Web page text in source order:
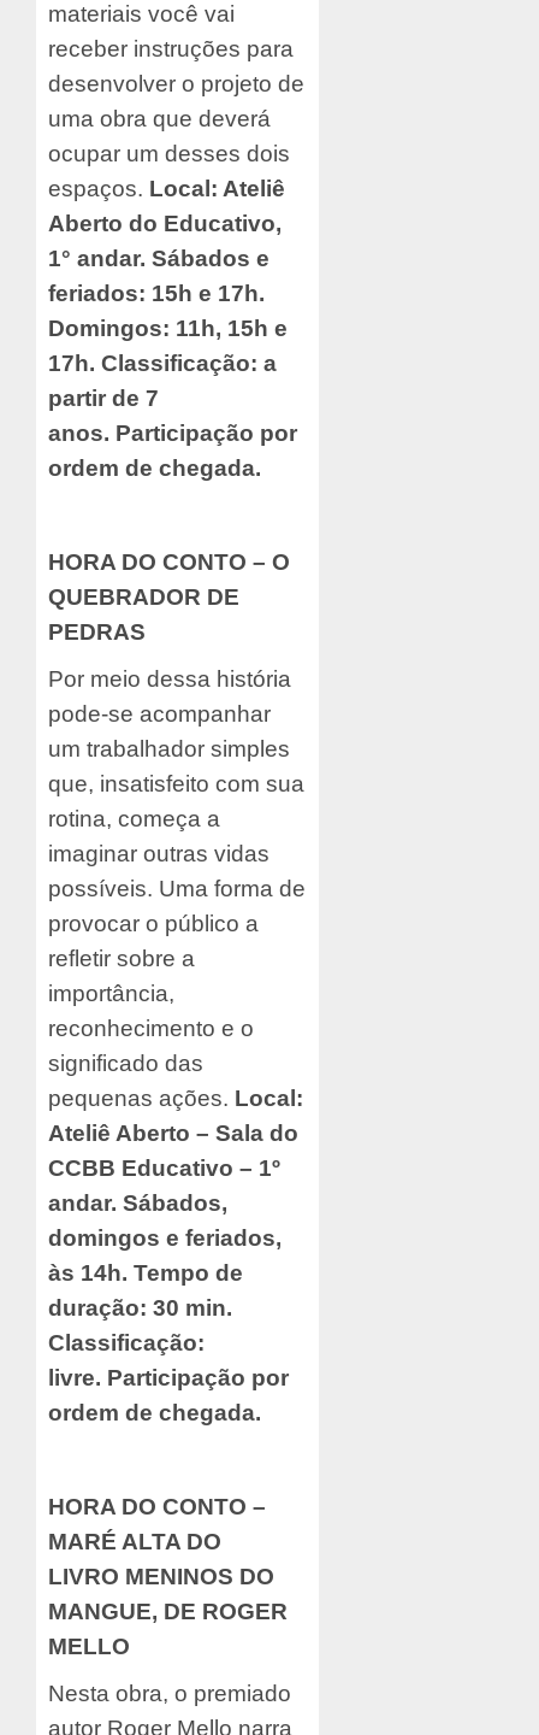
materiais você vai
receber instruções para
desenvolver o projeto de
uma obra que deverá
ocupar um desses dois
espaços. Local: Ateliê
Aberto do Educativo,
1° andar. Sábados e
feriados: 15h e 17h.
Domingos: 11h, 15h e
17h. Classificação: a
partir de 7
anos. Participação por
ordem de chegada.
HORA DO CONTO – O
QUEBRADOR DE
PEDRAS
Por meio dessa história
pode-se acompanhar
um trabalhador simples
que, insatisfeito com sua
rotina, começa a
imaginar outras vidas
possíveis. Uma forma de
provocar o público a
refletir sobre a
importância,
reconhecimento e o
significado das
pequenas ações. Local:
Ateliê Aberto – Sala do
CCBB Educativo – 1º
andar. Sábados,
domingos e feriados,
às 14h. Tempo de
duração: 30 min.
Classificação:
livre. Participação por
ordem de chegada.
HORA DO CONTO –
MARÉ ALTA DO
LIVRO MENINOS DO
MANGUE, DE ROGER
MELLO
Nesta obra, o premiado
autor Roger Mello narra